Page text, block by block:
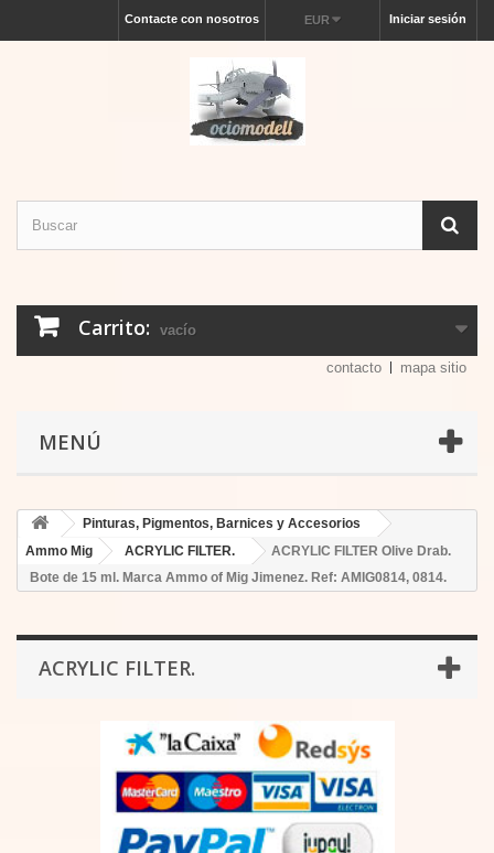
Iniciar sesión
EUR
Contacte con nosotros
Carrito: vacío
contacto mapa sitio
MENÚ
Pinturas, Pigmentos, Barnices y Accesorios
Ammo Mig
ACRYLIC FILTER.
ACRYLIC FILTER Olive Drab.
Bote de 15 ml. Marca Ammo of Mig Jimenez. Ref: AMIG0814, 0814.
ACRYLIC FILTER.